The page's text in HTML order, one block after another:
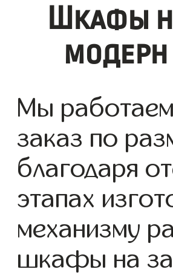
Шкафы
Мы
заказ по
благодаря
этапах
механизму
шкафы на